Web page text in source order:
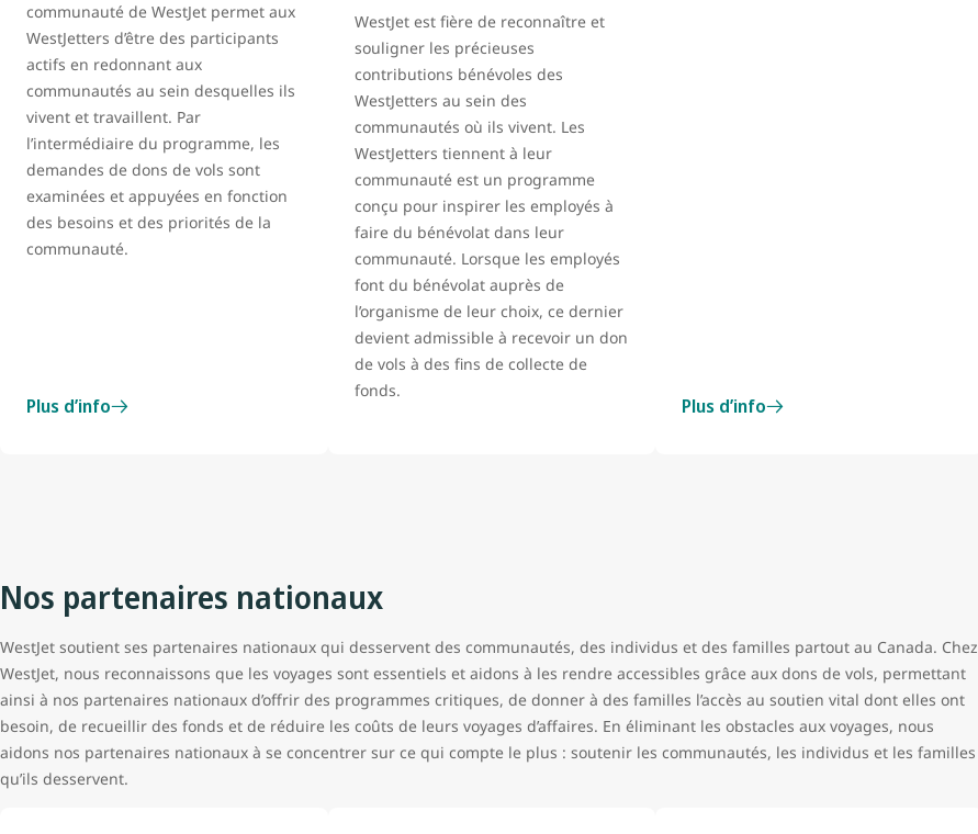
communauté de WestJet permet aux
WestJetters d’être des participants
actifs en redonnant aux
communautés au sein desquelles ils
vivent et travaillent. Par
l’intermédiaire du programme, les
demandes de dons de vols sont
examinées et appuyées en fonction
des besoins et des priorités de la
communauté.
Plus d’info
WestJet est fière de reconnaître et
souligner les précieuses
contributions bénévoles des
WestJetters au sein des
communautés où ils vivent. Les
WestJetters tiennent à leur
communauté est un programme
conçu pour inspirer les employés à
faire du bénévolat dans leur
communauté. Lorsque les employés
font du bénévolat auprès de
l’organisme de leur choix, ce dernier
devient admissible à recevoir un don
de vols à des fins de collecte de
fonds.
Plus d’info
Nos partenaires nationaux
WestJet soutient ses partenaires nationaux qui desservent des communautés, des individus et des familles partout au Canada. Chez
WestJet, nous reconnaissons que les voyages sont essentiels et aidons à les rendre accessibles grâce aux dons de vols, permettant
ainsi à nos partenaires nationaux d’offrir des programmes critiques, de donner à des familles l’accès au soutien vital dont elles ont
besoin, de recueillir des fonds et de réduire les coûts de leurs voyages d’affaires. En éliminant les obstacles aux voyages, nous
aidons nos partenaires nationaux à se concentrer sur ce qui compte le plus : soutenir les communautés, les individus et les familles
qu’ils desservent.